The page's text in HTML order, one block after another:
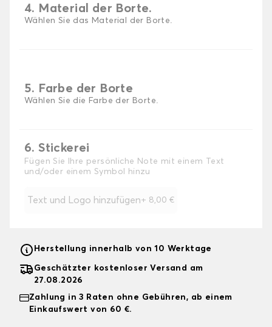
4. Material der Borte.
Wählen Sie das Material der Borte.
5. Farbe der Borte
Wählen Sie die Farbe der Borte.
6. Stickerei
Fügen Sie Ihre persönliche Note mit einem Text
und/oder einem Symbol hinzu
Text und Logo hinzufügen+ 8,00 €
Herstellung innerhalb von 10 Werktage
Geschätzter kostenloser Versand am
27.08.2026
Zahlung in 3 Raten ohne Gebühren, ab einem
Einkaufswert von 60 €.